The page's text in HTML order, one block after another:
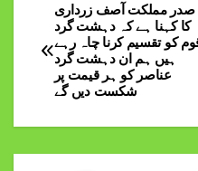
Post
navigation
صدر مملکت آصف زرداری
کا کہنا ہے کہ دہشت گرد
کو تقسیم کرنا چاہ رہے
ہیں ہم ان دہشت گرد
عناصر کو ہر قیمت پر
شکست دیں گے